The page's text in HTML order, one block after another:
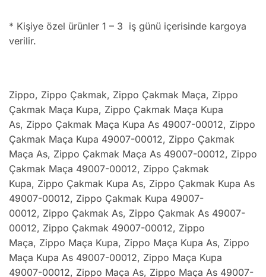
* Kişiye özel ürünler 1 – 3 iş günü içerisinde kargoya
verilir.
Zippo, Zippo Çakmak, Zippo Çakmak Maça, Zippo
Çakmak Maça Kupa, Zippo Çakmak Maça Kupa
As, Zippo Çakmak Maça Kupa As 49007-00012, Zippo
Çakmak Maça Kupa 49007-00012, Zippo Çakmak
Maça As, Zippo Çakmak Maça As 49007-00012, Zippo
Çakmak Maça 49007-00012, Zippo Çakmak
Kupa, Zippo Çakmak Kupa As, Zippo Çakmak Kupa As
49007-00012, Zippo Çakmak Kupa 49007-
00012, Zippo Çakmak As, Zippo Çakmak As 49007-
00012, Zippo Çakmak 49007-00012, Zippo
Maça, Zippo Maça Kupa, Zippo Maça Kupa As, Zippo
Maça Kupa As 49007-00012, Zippo Maça Kupa
49007-00012, Zippo Maça As, Zippo Maça As 49007-